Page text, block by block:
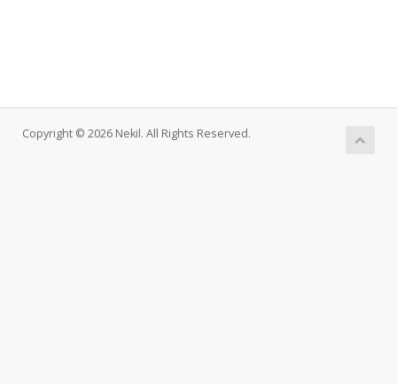
Copyright © 2026 Nekil. All Rights Reserved.